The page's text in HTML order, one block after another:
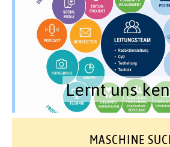
Lernt uns
MASCHINE